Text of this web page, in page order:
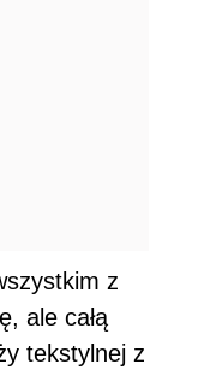
z
ale całą
tekstylnej z